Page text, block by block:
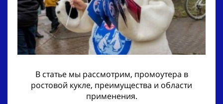
В статье мы рассмотрим, промоутера в
ростовой кукле, преимущества и области
применения.